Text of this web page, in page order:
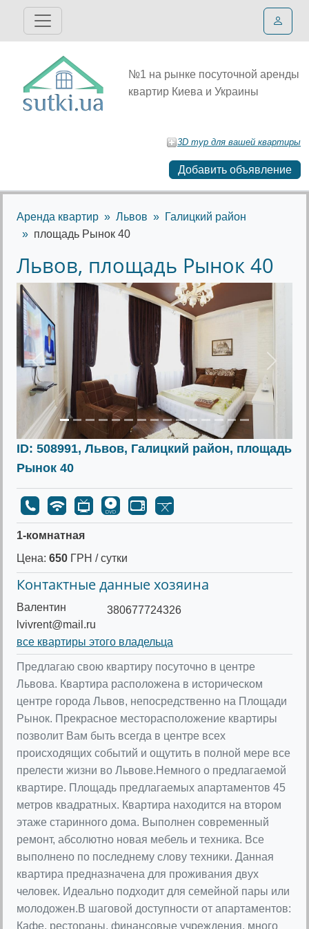
№1 на рынке посуточной аренды
квартир Киева и Украины
3D тур для вашей квартиры
Добавить объявление
Аренда квартир Львов
Галицкий район
площадь Рынок 40
Львов, площадь Рынок 40
Предыдущее
ID: 508991, Львов, Галицкий район, площадь
Рынок 40
1-комнатная
Цена: 650 ГРН / сутки
Контактные данные хозяина
Валентин
lvivrent@mail.ru
380677724326
все квартиры этого владельца
Предлагаю свою квартиру посуточно в центре
Львова. Квартира расположена в историческом
центре города Львов, непосредственно на Площади
Рынок. Прекрасное месторасположение квартиры
позволит Вам быть всегда в центре всех
происходящих событий и ощутить в полной мере все
прелести жизни во Львове.Немного о предлагаемой
квартире. Площадь предлагаемых апартаментов 45
метров квадратных. Квартира находится на втором
этаже старинного дома. Выполнен современный
ремонт, абсолютно новая мебель и техника. Все
выполнено по последнему слову техники. Данная
квартира предназначена для проживания двух
человек. Идеально подходит для семейной пары или
молодожен.В шаговой доступности от апартаментов:
Кафе, рестораны, финансовые учреждения, много